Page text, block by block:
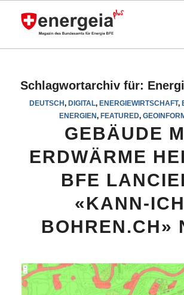
Schlagwortarchiv für:
DEUTSCH, DIGITAL, ENERGIEWIRTSCHAFT,
ENERGIEN,FEATURED,
GEBÄUDE
ERDWÄRME
BFE
«KANN-
BOHREN.CH»